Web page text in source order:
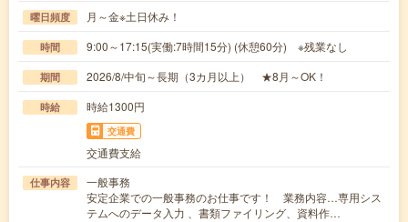
曜日頻度 月～金※土日休み！
時間 9:00～17:15(実働:7時間15分) (休憩60分) ※残業なし
期間 2026/8/中旬～長期（3カ月以上） ★8月～OK！
時給 時給1300円
交通費
交通費支給
仕事内容
一般事務
安定企業での一般事務のお仕事です！ 業務内容…専用シス
テムへのデータ入力 、書類ファイリング、資料作…